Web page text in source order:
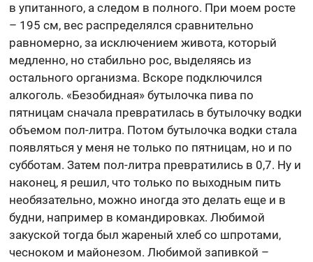
в упитанного, а следом в полного. При моем росте
– 195 см, вес распределялся сравнительно
равномерно, за исключением живота, который
медленно, но стабильно рос, выделяясь из
остального организма. Вскоре подключился
алкоголь. «Безобидная» бутылочка пива по
пятницам сначала превратилась в бутылочку водки
объемом пол-литра. Потом бутылочка водки стала
появляться у меня не только по пятницам, но и по
субботам. Затем пол-литра превратились в 0,7. Ну и
наконец, я решил, что только по выходным пить
необязательно, можно иногда это делать еще и в
будни, например в командировках. Любимой
закуской тогда был жареный хлеб со шпротами,
чесноком и майонезом. Любимой запивкой –